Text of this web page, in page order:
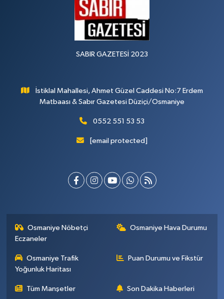
SABIR GAZETESİ 2023
İstiklal Mahallesi, Ahmet Güzel Caddesi No:7 Erdem
Matbaası & Sabır Gazetesi Düziçi/Osmaniye
0552 551 53 53
[email protected]
Osmaniye Nöbetçi
Eczaneler
Osmaniye Hava Durumu
Osmaniye Trafik
Yoğunluk Haritası
Puan Durumu ve Fikstür
Tüm Manşetler Son Dakika Haberleri